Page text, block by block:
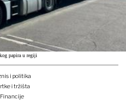
papira u regiji
i politika
i tržišta
Financije